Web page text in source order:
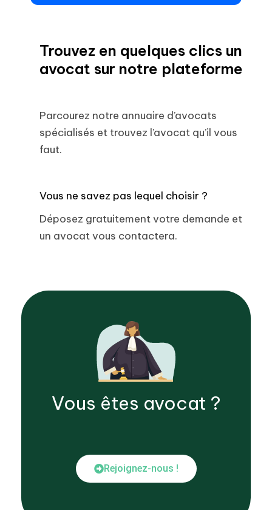
Trouvez en quelques clics un
avocat sur notre plateforme
Parcourez notre annuaire d’avocats
spécialisés et trouvez l’avocat qu’il vous
faut.
Vous ne savez pas lequel choisir ?
Déposez gratuitement votre demande et
un avocat vous contactera.
Vous êtes avocat ?
Rejoignez-nous !